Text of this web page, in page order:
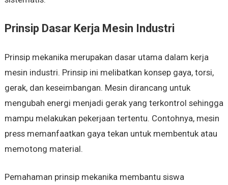
Prinsip Dasar Kerja Mesin Industri
Prinsip mekanika merupakan dasar utama dalam kerja
mesin industri. Prinsip ini melibatkan konsep gaya, torsi,
gerak, dan keseimbangan. Mesin dirancang untuk
mengubah energi menjadi gerak yang terkontrol sehingga
mampu melakukan pekerjaan tertentu. Contohnya, mesin
press memanfaatkan gaya tekan untuk membentuk atau
memotong material.
Pemahaman prinsip mekanika membantu siswa